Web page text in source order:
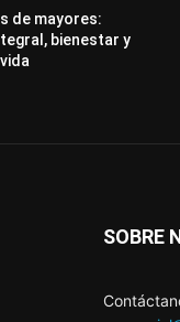
de mayores:
bienestar y
SOBRE